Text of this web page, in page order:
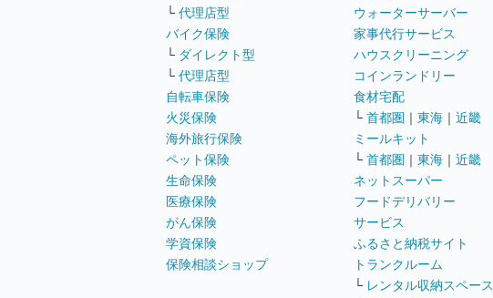
└ 代理店型
バイク保険
└ ダイレクト型
└ 代理店型
自転車保険
火災保険
海外旅行保険
ペット保険
生命保険
医療保険
がん保険
学資保険
保険相談ショップ
ウォーターサーバー
家事代行サービス
ハウスクリーニング
コインランドリー
食材宅配
└ 首都圏 ｜ 東海 ｜ 近畿
ミールキット
└ 首都圏 ｜ 東海 ｜ 近畿
ネットスーパー
フードデリバリー
サービス
ふるさと納税サイト
トランクルーム
└ レンタル収納スペース